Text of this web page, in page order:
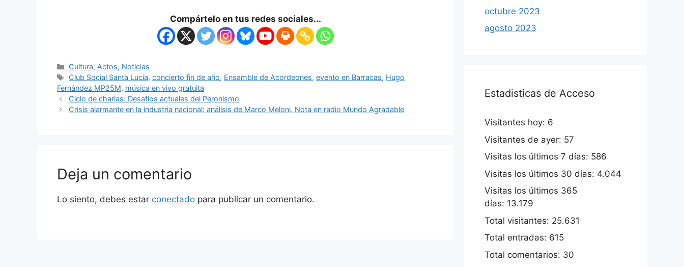
Compártelo en tus redes sociales...
Cultura, Actos, Noticias
Club Social Santa Lucía,concierto fin de año, Ensamble de Acordeones,evento en Barracas, Hugo
Fernández MP25M, música en vivo gratuita
Ciclo de charlas: Desafíos actuales del Peronismo
Crisis alarmante en la industria nacional: análisis de Marco Meloni. Nota en radio Mundo Agradable
Deja un comentario
Lo siento, debes estar conectado para publicar un comentario.
octubre 2023
agosto 2023
Estadisticas de Acceso
Visitantes hoy: 6
Visitantes de ayer: 57
Visitas los últimos 7 días: 586
Visitas los últimos 30 días: 4.044
Visitas los últimos 365
días: 13.179
Total visitantes: 25.631
Total entradas: 615
Total comentarios: 30